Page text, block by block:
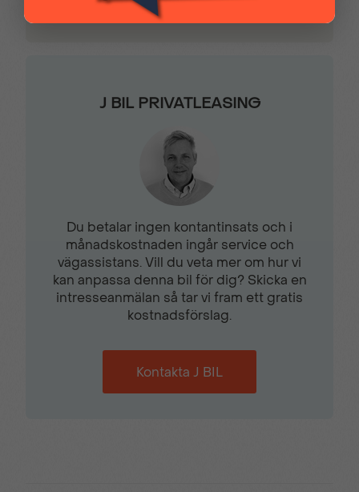
J BIL PRIVATLEASING
Du betalar ingen kontantinsats och i
månadskostnaden ingår service och
vägassistans. Vill du veta mer om hur vi
kan anpassa denna bil för dig? Skicka en
intresseanmälan så tar vi fram ett gratis
kostnadsförslag.
Kontakta J BIL